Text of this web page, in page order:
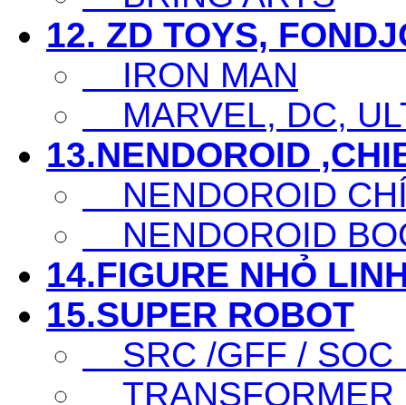
12. ZD TOYS,
IRON MAN
MARVEL, DC,
13.NENDOROID
NENDOROID
NENDOROID
14.FIGURE NHỎ
15.SUPER ROBOT
SRC /GFF / SOC
TRANSFORMER